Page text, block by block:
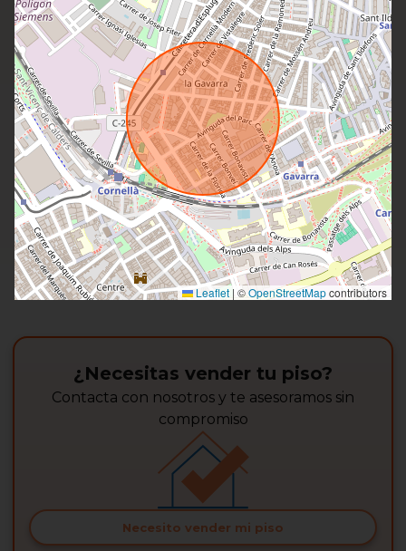
Leaflet | ©OpenStreetMapcontributors
¿Necesitas vender tu piso?
Contacta con nosotros y te asesoramos sin
compromiso
Necesito vender mi piso